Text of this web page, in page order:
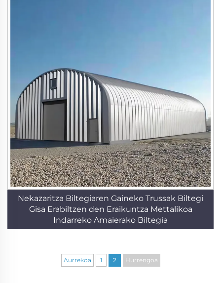
Nekazaritza Biltegiaren Gaineko Trussak Biltegi
Gisa Erabiltzen den Eraikuntza Mettalikoa
Indarreko Amaierako Biltegia
Aurrekoa 1 2 Hurrengoa